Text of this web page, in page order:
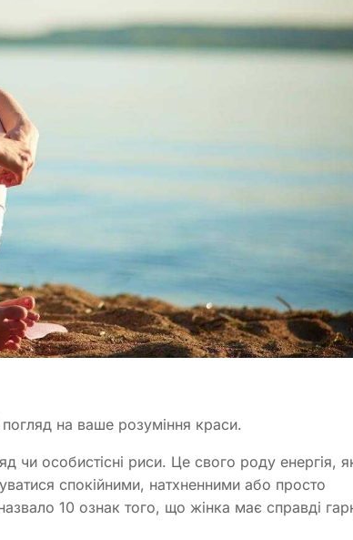
на ваше розуміння краси.
чи особистісні риси. Це свого роду енергія,
спокійними, натхненними або просто
10 ознак того, що жінка має справді